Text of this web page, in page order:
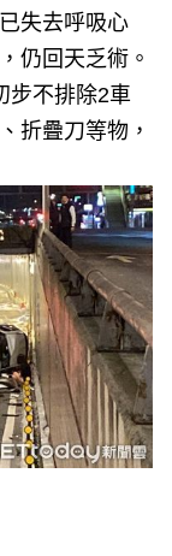
失去呼吸心
仍回天乏術。
步不排除2車
折疊刀等物，